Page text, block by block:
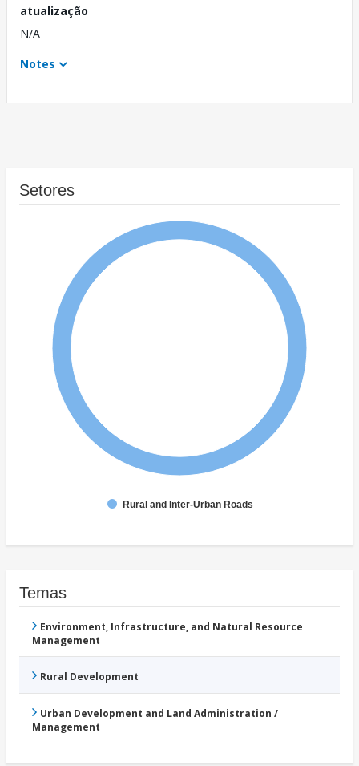
atualização
N/A
Notes
Setores
Rural and Inter-Urban Roads
Temas
Environment, Infrastructure, and Natural Resource
Management
Rural Development
Urban Development and Land Administration /
Management